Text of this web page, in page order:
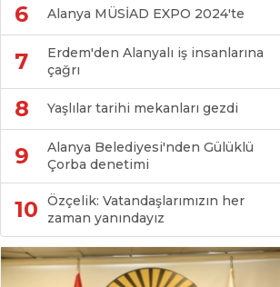
6 Alanya MÜSİAD EXPO 2024'te
7
Erdem'den Alanyalı iş insanlarına
çağrı
8 Yaşlılar tarihi mekanları gezdi
9
Alanya Belediyesi'nden Gülüklü
Çorba denetimi
10
Özçelik: Vatandaşlarımızın her
zaman yanındayız